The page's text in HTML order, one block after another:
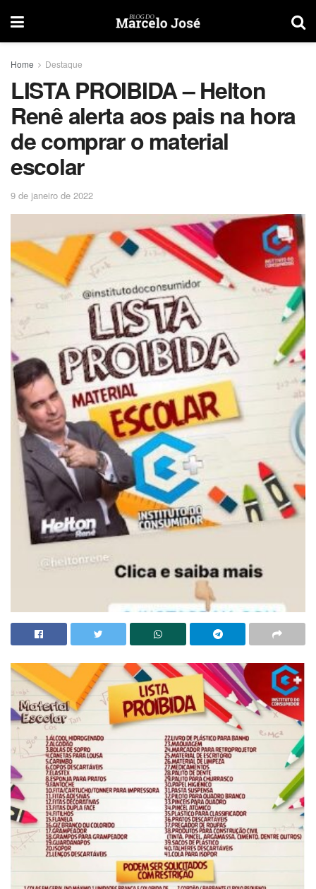
Home Destaque
LISTA PROIBIDA – Helton
Renê alerta aos pais na hora
de comprar o material
escolar
9 de janeiro de 2022